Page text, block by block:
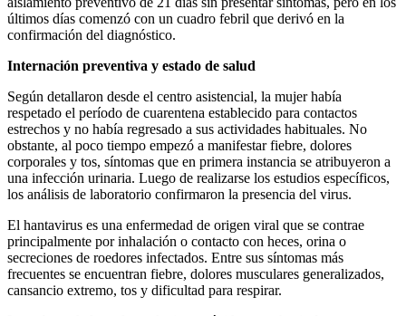
últimos días comenzó con un cuadro febril que derivó en la
confirmación del diagnóstico.
Internación preventiva y estado de salud
Según detallaron desde el centro asistencial, la mujer había
respetado el período de cuarentena establecido para contactos
estrechos y no había regresado a sus actividades habituales. No
obstante, al poco tiempo empezó a manifestar fiebre, dolores
corporales y tos, síntomas que en primera instancia se atribuyeron a
una infección urinaria. Luego de realizarse los estudios específicos,
los análisis de laboratorio confirmaron la presencia del virus.
El hantavirus es una enfermedad de origen viral que se contrae
principalmente por inhalación o contacto con heces, orina o
secreciones de roedores infectados. Entre sus síntomas más
frecuentes se encuentran fiebre, dolores musculares generalizados,
cansancio extremo, tos y dificultad para respirar.